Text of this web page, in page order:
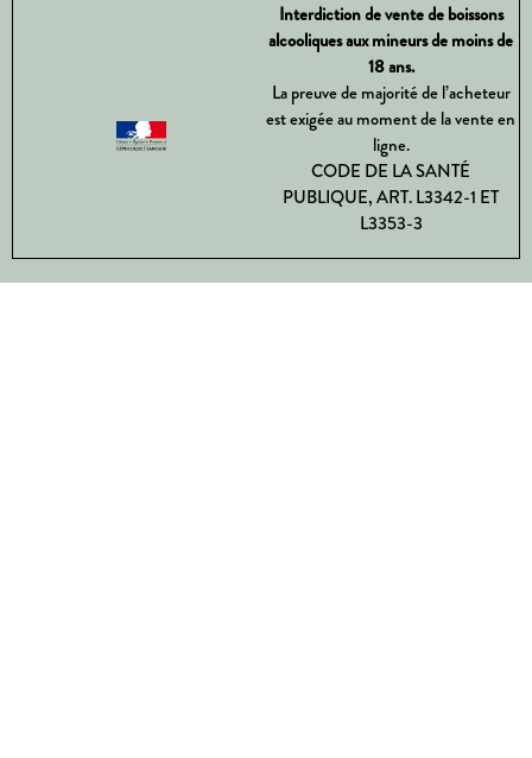
Interdiction de vente de boissons
alcooliques aux mineurs de moins de
18 ans.
La preuve de majorité de l’acheteur
est exigée au moment de la vente en
ligne.
CODE DE LA SANTÉ
PUBLIQUE, ART. L3342-1 ET
L3353-3